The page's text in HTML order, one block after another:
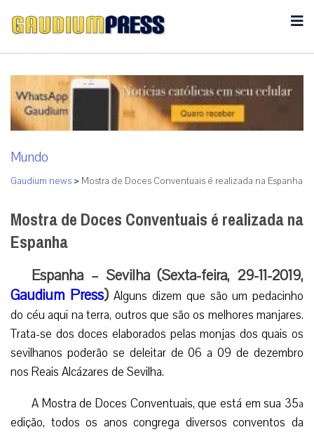
Mundo
Gaudium news > Mostra de Doces Conventuais é realizada na Espanha
Mostra de Doces Conventuais é realizada na
Espanha
Espanha – Sevilha (Sexta-feira, 29-11-2019,
Gaudium Press)Alguns dizem que são um pedacinho
do céu aqui na terra, outros que são os melhores manjares.
Trata-se dos doces elaborados pelas monjas dos quais os
sevilhanos poderão se deleitar de 06 a 09 de dezembro
nos Reais Alcázares de Sevilha.
A Mostra de Doces Conventuais, que está em sua 35ª
edição, todos os anos congrega diversos conventos da